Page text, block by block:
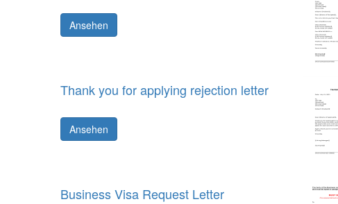
Ansehen
Thank you for applying rejection letter
Ansehen
Business Visa Request Letter